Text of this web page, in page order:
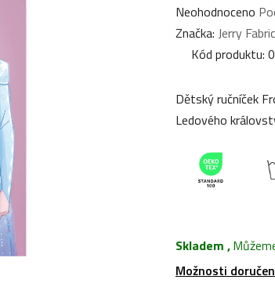
Průměrné
hodnocení
produktu
0,0
z
hvězdiček.
Neohodnoceno
Značka: Jerry
Kód produktu:
Dětský ručníček
Ledového
Skladem ,
Možnosti